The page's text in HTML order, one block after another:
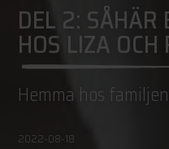
DEL 2: SÅHÄR
HOS LIZA
Hemma hos
2022-08-18